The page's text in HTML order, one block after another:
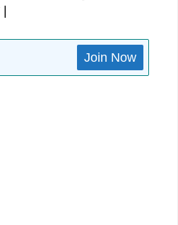
|
Join Now